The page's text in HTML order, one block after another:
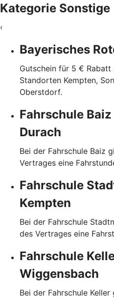
Kategorie Sonstige
‹
Bayerisches
Gutschein für 5 € Rabatt
Standorten Kempten,
Oberstdorf.
Fahrschule
Durach
Bei der Fahrschule Baiz
Vertrages eine
Fahrschule
Kempten
Bei der Fahrschule
des Vertrages eine
Fahrschule
Wiggensbach
Bei der Fahrschule